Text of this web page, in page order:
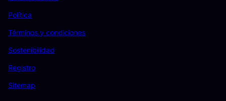
Política
Términos y condiciones
Sostenibilidad
Registro
Sitemap